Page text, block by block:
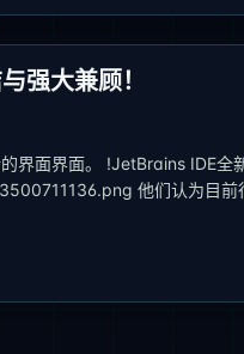
强大兼顾！
界面界面。 !JetBrains IDE全
他们认为目前